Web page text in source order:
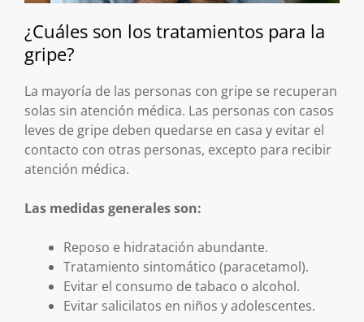
¿Cuáles son los tratamientos para la
gripe?
La mayoría de las personas con gripe se recuperan
solas sin atención médica. Las personas con casos
leves de gripe deben quedarse en casa y evitar el
contacto con otras personas, excepto para recibir
atención médica.
Las medidas generales son:
Reposo e hidratación abundante.
Tratamiento sintomático (paracetamol).
Evitar el consumo de tabaco o alcohol.
Evitar salicilatos en niños y adolescentes.